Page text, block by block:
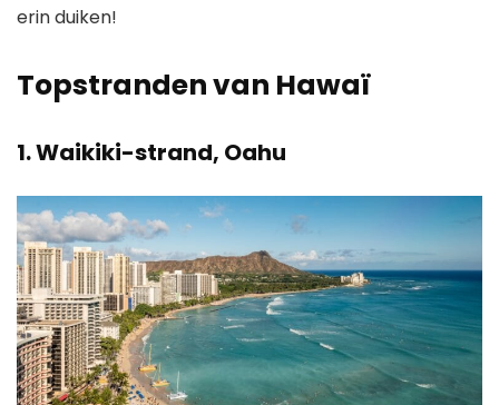
erin duiken!
Topstranden van Hawaï
1.Waikiki-strand, Oahu